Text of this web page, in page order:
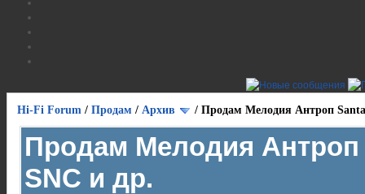
Hi-Fi Forum / Продам / Архив / Продам Мелодия Антроп
Продам Мелодия Антроп
SNC и др.